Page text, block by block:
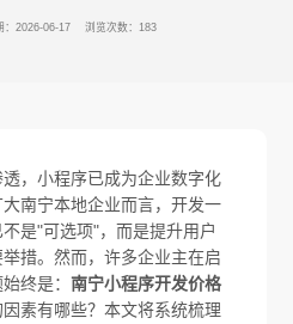
：2026-06-17 浏览次数：183
，小程序已成为企业数字化
南宁本地企业而言，开发一
是"可选项"，而是提升用户
措。然而，许多企业主在启
终是：南宁小程序开发价格
素有哪些？本文将系统梳理